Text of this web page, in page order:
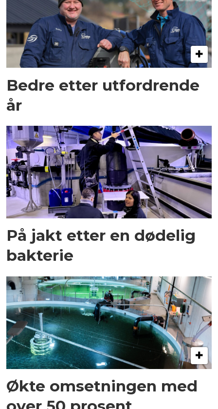
Bedre etter utfordrende
år
På jakt etter en dødelig
bakterie
Økte omsetningen med